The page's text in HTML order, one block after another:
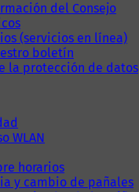
del Consejo
(servicios en línea)
boletín
la protección de datos
WLAN
horarios
y cambio de pañales